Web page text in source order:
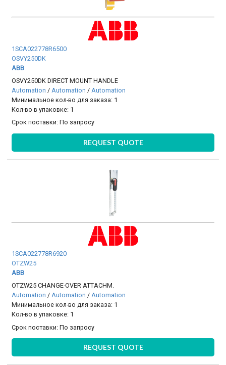
1SCA022778R6500
OSVY250DK
ABB
OSVY250DK DIRECT MOUNT HANDLE
Automation / Automation / Automation
Минимальное кол-во для заказа: 1
Кол-во в упаковке: 1
Срок поставки:По запросу
REQUEST QUOTE
1SCA022778R6920
OTZW25
ABB
OTZW25 CHANGE-OVER ATTACHM.
Automation /Automation /Automation
Минимальное кол-во для заказа: 1
Кол-во в упаковке: 1
Срок поставки:По запросу
REQUEST QUOTE